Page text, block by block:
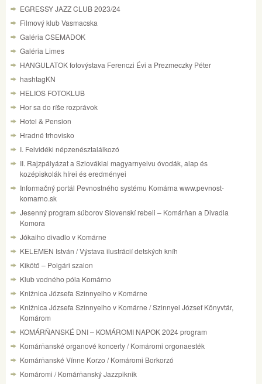
EGRESSY JAZZ CLUB 2023/24
Filmový klub Vasmacska
Galéria CSEMADOK
Galéria Limes
HANGULATOK fotovýstava Ferenczi Évi a Prezmeczky Péter
hashtagKN
HELIOS FOTOKLUB
Hor sa do ríše rozprávok
Hotel & Pension
Hradné trhovisko
I. Felvidéki népzenésztalálkozó
II. Rajzpályázat a Szlovákiai magyarnyelvu óvodák, alap és
kozépiskolák hírei és eredményei
Informačný portál Pevnostného systému Komárna www.pevnost-
komarno.sk
Jesenný program súborov Slovenskí rebeli – Komárňan a Divadla
Komora
Jókaiho divadlo v Komárne
KELEMEN István / Výstava ilustrácií detských kníh
Kikötő – Polgári szalon
Klub vodného póla Komárno
Knižnica Józsefa Szinnyeiho v Komárne
Knižnica Józsefa Szinnyeiho v Komárne / Szinnyei József Könyvtár,
Komárom
KOMÁRŇANSKÉ DNI – KOMÁROMI NAPOK 2024 program
Komárňanské organové koncerty / Komáromi orgonaesték
Komárňanské Vínne Korzo / Komáromi Borkorzó
Komáromi / Komárňanský Jazzpiknik